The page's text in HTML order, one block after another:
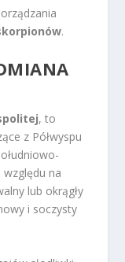
.
, to
z Półwyspu
na
lub okrągły
i soczysty